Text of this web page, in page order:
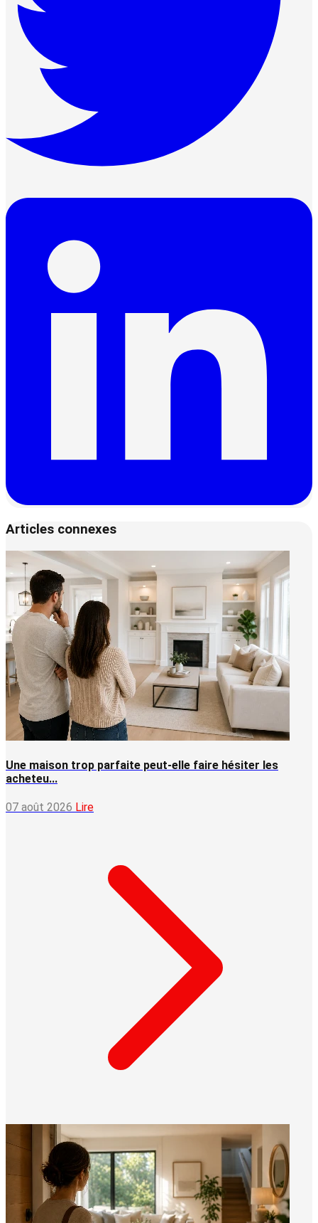
Articles connexes
Une maison trop parfaite peut-elle faire hésiter les
acheteu...
07 août 2026 Lire